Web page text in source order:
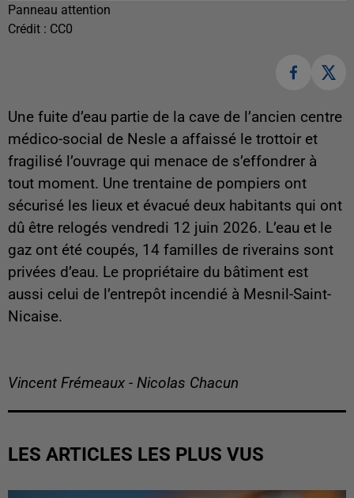
Panneau attention
Crédit : CC0
Une fuite d’eau partie de la cave de l’ancien centre
médico-social de Nesle a affaissé le trottoir et
fragilisé l’ouvrage qui menace de s’effondrer à
tout moment. Une trentaine de pompiers ont
sécurisé les lieux et évacué deux habitants qui ont
dû être relogés vendredi 12 juin 2026. L’eau et le
gaz ont été coupés, 14 familles de riverains sont
privées d’eau. Le propriétaire du bâtiment est
aussi celui de l’entrepôt incendié à Mesnil-Saint-
Nicaise.
Vincent Frémeaux - Nicolas Chacun
LES ARTICLES LES PLUS VUS